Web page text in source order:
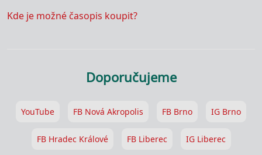
Kde je možné časopis koupit?
Doporučujeme
YouTube FB Nová Akropolis FB Brno IG Brno
FB Hradec Králové FB Liberec IG Liberec